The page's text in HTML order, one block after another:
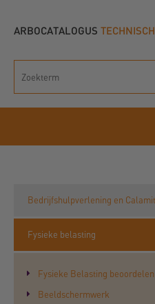
ARBOCATALOGUS
Bedrijfshulpverlening en
Fysieke belasting
Fysieke Belasting beoordelen
Beeldschermwerk